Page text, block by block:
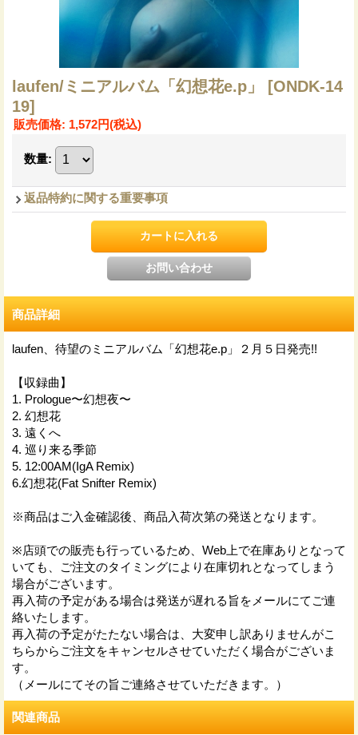
laufen/ミニアルバム「幻想花e.p」 [ONDK-14
19]
販売価格: 1,572円(税込)
数量:
返品特約に関する重要事項
商品詳細
laufen、待望のミニアルバム「幻想花e.p」２月５日発売!!
【収録曲】
1. Prologue〜幻想夜〜
2. 幻想花
3. 遠くへ
4. 巡り来る季節
5. 12:00AM(IgA Remix)
6.幻想花(Fat Snifter Remix)
※商品はご入金確認後、商品入荷次第の発送となります。
※店頭での販売も行っているため、Web上で在庫ありとなって
いても、ご注文のタイミングにより在庫切れとなってしまう
場合がございます。
再入荷の予定がある場合は発送が遅れる旨をメールにてご連
絡いたします。
再入荷の予定がたたない場合は、大変申し訳ありませんがこ
ちらからご注文をキャンセルさせていただく場合がございま
す。
（メールにてその旨ご連絡させていただきます。）
関連商品